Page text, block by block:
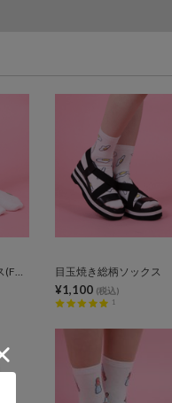
フード総柄ソックス(FUGU RENNYU KIWI) 目玉焼き総柄ソックス
¥1,100 (税込)
1